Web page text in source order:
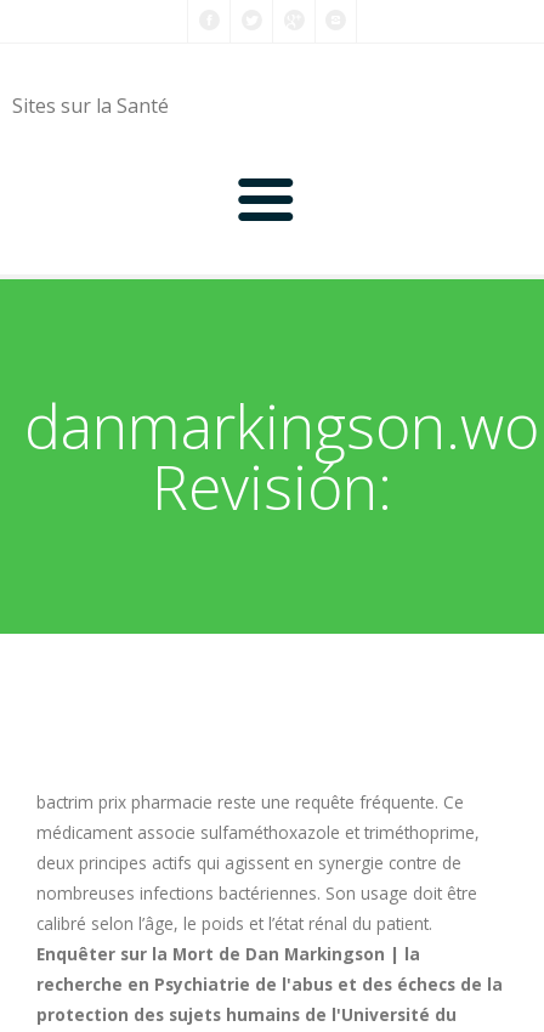
Sites sur la Santé
0-9
B
C
H
I
J
K
Revisión:
bactrim prix pharmacie reste une requête fréquente. Ce
médicament associe sulfaméthoxazole et triméthoprime,
deux principes actifs qui agissent en synergie contre de
nombreuses infections bactériennes. Son usage doit être
calibré selon l’âge, le poids et l’état rénal du patient.
Enquêter sur la Mort de Dan Markingson | la
recherche en Psychiatrie de l'abus et des échecs de la
protection des sujets humains de l'Université du